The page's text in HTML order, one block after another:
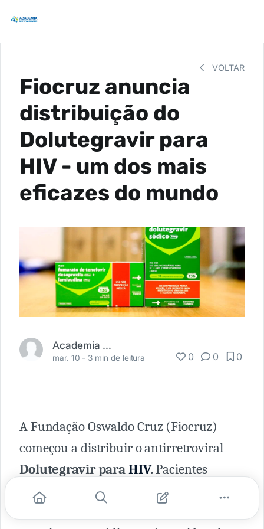
VOLTAR
Fiocruz anuncia
distribuição do
Dolutegravir para
HIV - um dos mais
eficazes do mundo
Academia Médica
mar. 10 - 3 min de leitura 0 0 0
A Fundação Oswaldo Cruz (Fiocruz)
começou a distribuir o antirretroviral
Dolutegravir paraHIV.Pacientes
atendidos peloSistema Único de Saúde